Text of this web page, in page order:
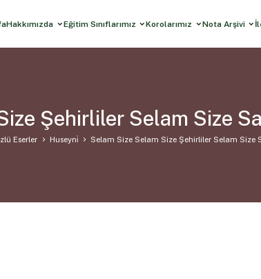
Hakkımızda Eğitim Sınıflarımız Korolarımız Nota Arşivi
Şehirliler Selam Size
Eserler Huseyni̇ Selam Size Selam Size Şehirliler Selam Size